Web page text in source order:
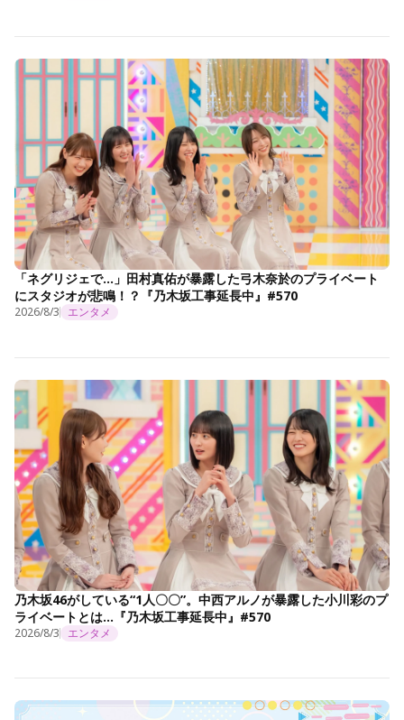
「ネグリジェで…」田村真佑が暴露した弓木奈於のプライベート
にスタジオが悲鳴！？『乃木坂工事延長中』#570
2026/8/3 エンタメ
乃木坂46がしている“1人〇〇”。中西アルノが暴露した小川彩のプ
ライベートとは…『乃木坂工事延長中』#570
2026/8/3 エンタメ